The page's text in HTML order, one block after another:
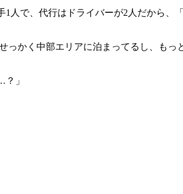
で、代行はドライバーが2人だから、
かく中部エリアに泊まってるし、もっ
」